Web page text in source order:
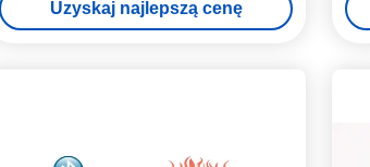
Uzyskaj najlepszą cenę